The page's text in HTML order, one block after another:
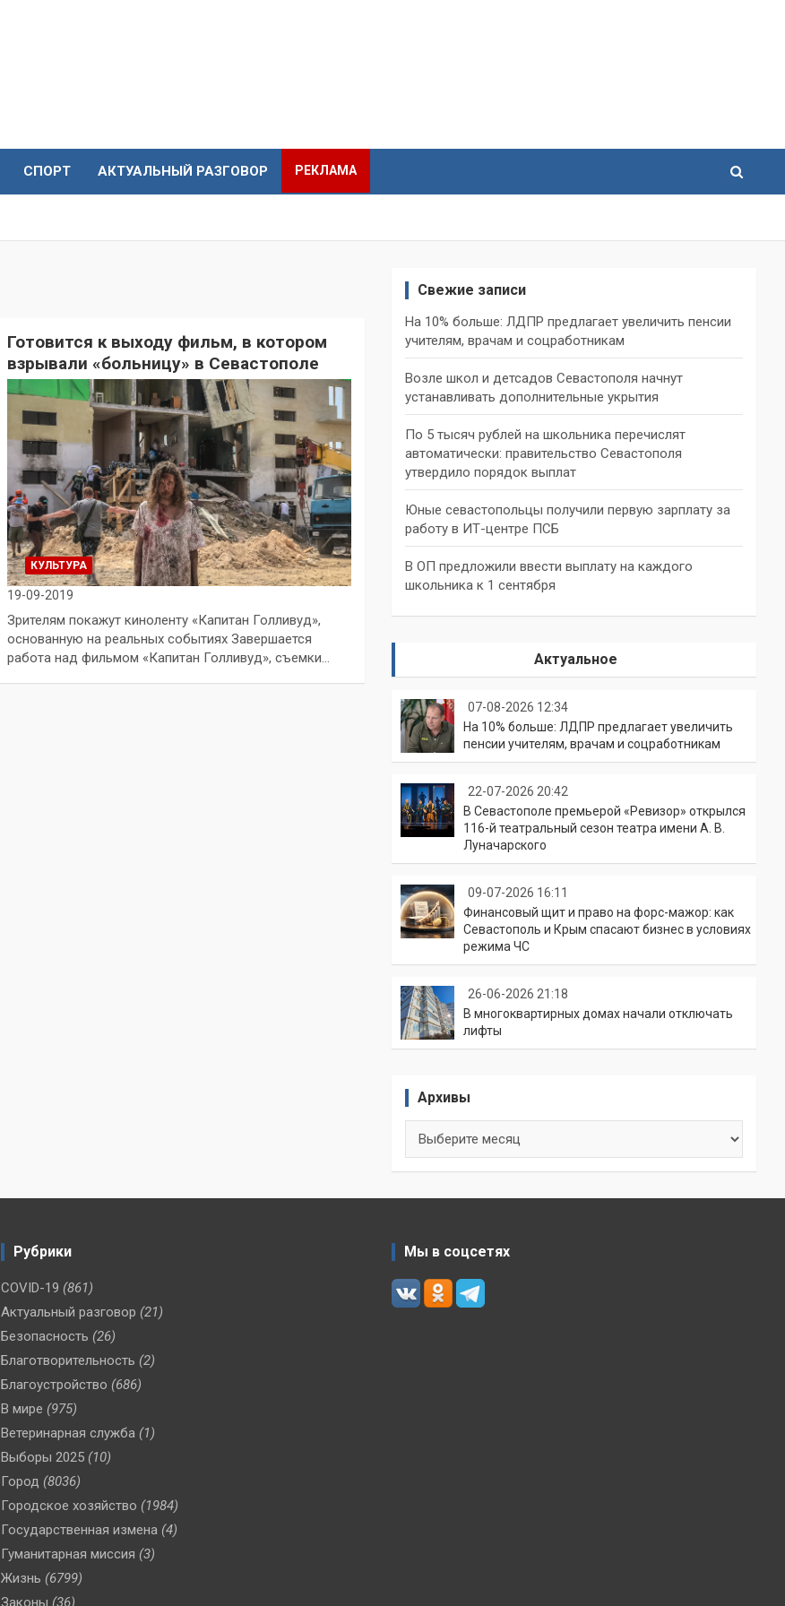
СПОРТ АКТУАЛЬНЫЙ РАЗГОВОР РЕКЛАМА
Готовится к выходу фильм, в котором
взрывали «больницу» в Севастополе
КУЛЬТУРА
19-09-2019
Зрителям покажут киноленту «Капитан Голливуд»,
основанную на реальных событиях Завершается
работа над фильмом «Капитан Голливуд», съемки…
Свежие записи
На 10% больше: ЛДПР предлагает увеличить пенсии
учителям, врачам и соцработникам
Возле школ и детсадов Севастополя начнут
устанавливать дополнительные укрытия
По 5 тысяч рублей на школьника перечислят
автоматически: правительство Севастополя
утвердило порядок выплат
Юные севастопольцы получили первую зарплату за
работу в ИТ-центре ПСБ
В ОП предложили ввести выплату на каждого
школьника к 1 сентября
Актуальное
07-08-2026 12:34
На 10% больше: ЛДПР предлагает увеличить
пенсии учителям, врачам и соцработникам
22-07-2026 20:42
В Севастополе премьерой «Ревизор» открылся
116-й театральный сезон театра имени А. В.
Луначарского
09-07-2026 16:11
Финансовый щит и право на форс-мажор: как
Севастополь и Крым спасают бизнес в условиях
режима ЧС
26-06-2026 21:18
В многоквартирных домах начали отключать
лифты
Архивы
Рубрики
COVID-19 (861)
Актуальный разговор (21)
Безопасность (26)
Благотворительность (2)
Благоустройство (686)
В мире (975)
Ветеринарная служба (1)
Выборы 2025 (10)
Город (8036)
Городское хозяйство (1984)
Государственная измена (4)
Гуманитарная миссия (3)
Жизнь (6799)
Законы (36)
Мы в соцсетях